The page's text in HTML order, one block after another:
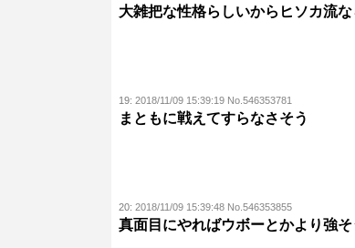
大雑把な性格らしいからヒソカ流
19: 2018/11/09 15:39:19 No.546353781
まともに戦えてすらなさそう
20: 2018/11/09 15:39:48 No.546353855
真面目にやればウボーとかより強